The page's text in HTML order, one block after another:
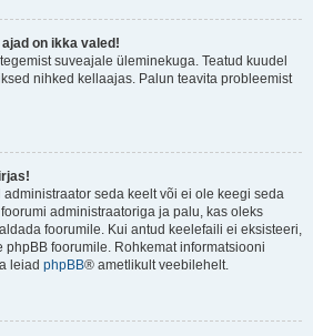
on ikka valed!
suveajale üleminekuga. Teatud kuudel
nihked kellaajas. Palun teavita probleemist
seda keelt või ei ole keegi seda
administraatoriga ja palu, kas oleks
foorumile. Kui antud keelefaili ei eksisteeri,
foorumile. Rohkemat informatsiooni
leiad phpBB® ametlikult veebilehelt.